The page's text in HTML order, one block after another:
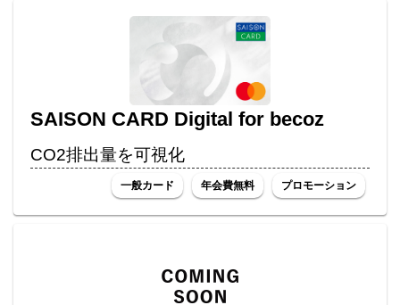
SAISON CARD Digital for becoz
CO2排出量を可視化
一般カード 年会費無料 プロモーション